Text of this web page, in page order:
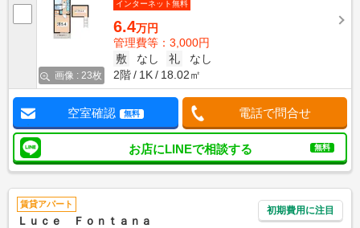
画像 : 23枚
インターネット無料
6.4万円
管理費等：3,000円
敷
なし 礼
なし
2階
1K 18.02㎡
空室確認 無料 電話で問合せ
お店にLINEで相談する 無料
賃貸アパート
Ｌｕｃｅ Ｆｏｎｔａｎａ
初期費用に注目